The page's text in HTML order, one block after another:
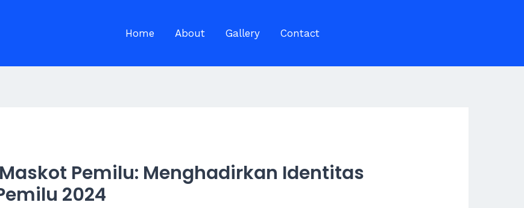
Home About Gallery Contact
Pemilu: Menghadirkan Identitas
2024